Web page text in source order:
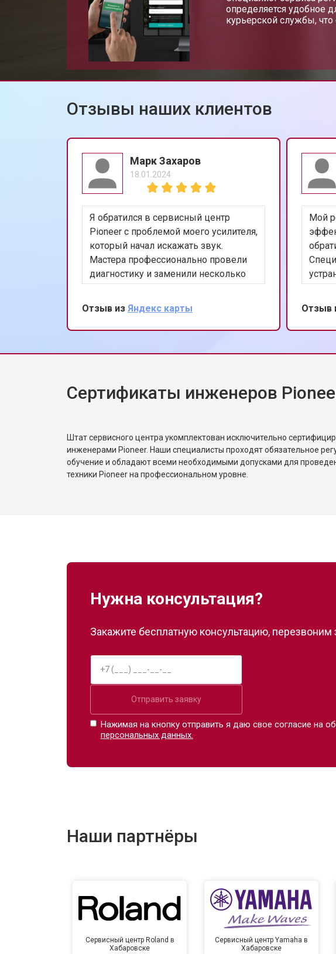
определяется удобное
курьерской службы,
Отзывы наших клиентов
Марк Захаров
18.01.2024
Я обратился в сервисный центр
Pioneer с проблемой моего усилителя,
который начал искажать звук.
Мастера профессионально провели
диагностику и заменили несколько
изношенных компонентов. Теперь
усилитель работает идеально. Я очень
доволен качеством работы и
скоростью обслуживания.
Отзыв из Яндекс карты
Мой
быту!
Отзыв
Сертификаты инженеров
Штат сервисного центра укомплектован исключительно
инженерами Pioneer. Наши специалисты проходят обязательное
обучение и обладают всеми необходимыми допусками для
техники Pioneer на профессиональном уровне.
Нужна консультация?
Закажите бесплатную консультацию, перезвоним
Отправить заявку
Нажимая на кнопку отправить я даю свое согласие на
персональных данных.
Наши партнёры
Сервисный центр Roland в
Хабаровске
Сервисный центр Yamaha в
Хабаровске